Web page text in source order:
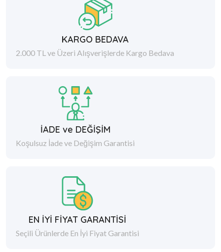
KARGO BEDAVA
2.000 TL ve Üzeri Alışverişlerde Kargo Bedava
İADE ve DEĞİŞİM
Koşulsuz İade ve Değişim Garantisi
EN İYİ FİYAT GARANTİSİ
Seçili Ürünlerde En İyi Fiyat Garantisi